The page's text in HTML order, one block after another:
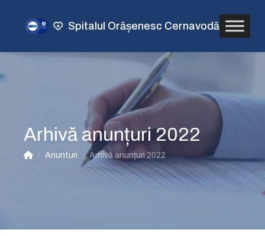
Spitalul Orășenesc Cernavodă
Arhivă anunțuri 2022
/ Anunturi / Arhivă anunțuri 2022